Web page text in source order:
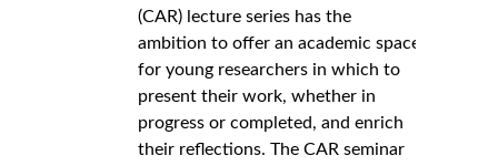
(CAR) lecture series has the
ambition to offer an academic space
for young researchers in which to
present their work, whether in
progress or completed, and enrich
their reflections. The CAR seminar